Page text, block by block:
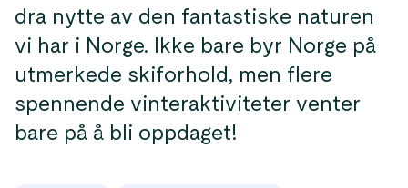
dra nytte av den fantastiske naturen
vi har i Norge. Ikke bare byr Norge på
utmerkede skiforhold, men flere
spennende vinteraktiviteter venter
bare på å bli oppdaget!